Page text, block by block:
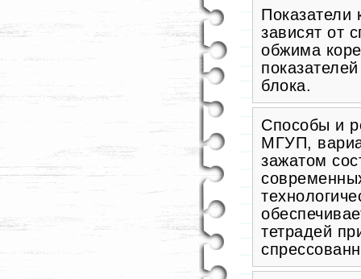
Показатели
зависят от
обжима
блока.
Способы и
МГУП,
зажатом
тетрадей